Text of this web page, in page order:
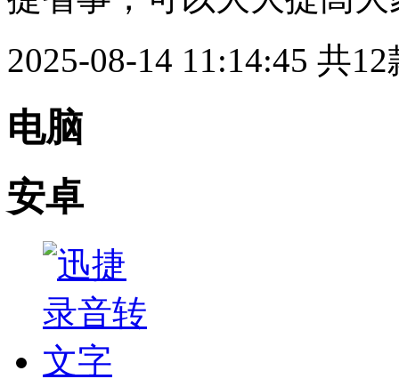
2025-08-14 11:14:45 共12
电脑
安卓